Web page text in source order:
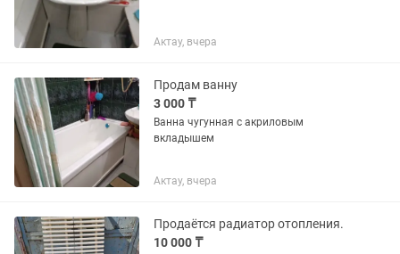
Актау, вчера
Продам ванну
3 000 ₸
Ванна чугунная с акриловым
вкладышем
Актау, вчера
Продаётся радиатор отопления.
10 000 ₸